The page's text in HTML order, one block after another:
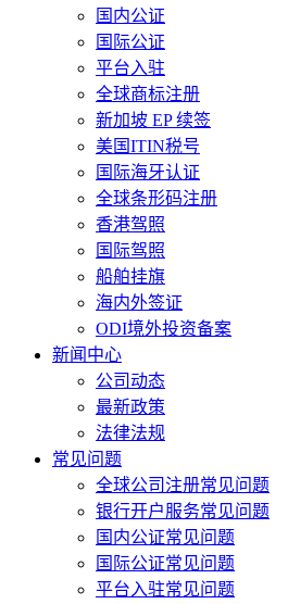
国内公证
国际公证
平台入驻
全球商标注册
新加坡 EP 续签
美国ITIN税号
国际海牙认证
全球条形码注册
香港驾照
国际驾照
船舶挂旗
海内外签证
ODI境外投资备案
新闻中心
公司动态
最新政策
法律法规
常见问题
全球公司注册常见问题
银行开户服务常见问题
国内公证常见问题
国际公证常见问题
平台入驻常见问题